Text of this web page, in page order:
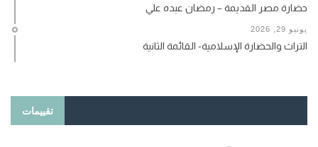
حضارة مصر القديمة – رمضان عبده علي
يونيو 29, 2026
التراث والحضارة الإسلامية- القائمة الثانية
تقييمات